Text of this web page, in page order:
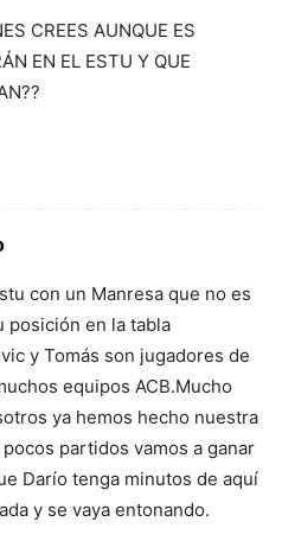
CREES AUNQUE ES
EN EL ESTU Y QUE
con un Manresa que no es
posición en la tabla
y Tomás son jugadores de
equipos ACB.Mucho
ya hemos hecho nuestra
partidos vamos a ganar
Darío tenga minutos de aquí
y se vaya entonando.